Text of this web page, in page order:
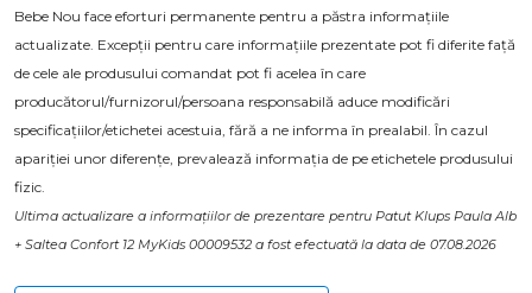
Bebe Nou face eforturi permanente pentru a păstra informațiile
actualizate. Excepții pentru care informațiile prezentate pot fi diferite față
de cele ale produsului comandat pot fi acelea în care
producătorul/furnizorul/persoana responsabilă aduce modificări
specificațiilor/etichetei acestuia, fără a ne informa în prealabil. În cazul
apariției unor diferențe, prevalează informația de pe etichetele produsului
fizic.
Ultima actualizare a informațiilor de prezentare pentru Patut Klups Paula Alb
+ Saltea Confort 12 MyKids 00009532 a fost efectuată la data de 07.08.2026